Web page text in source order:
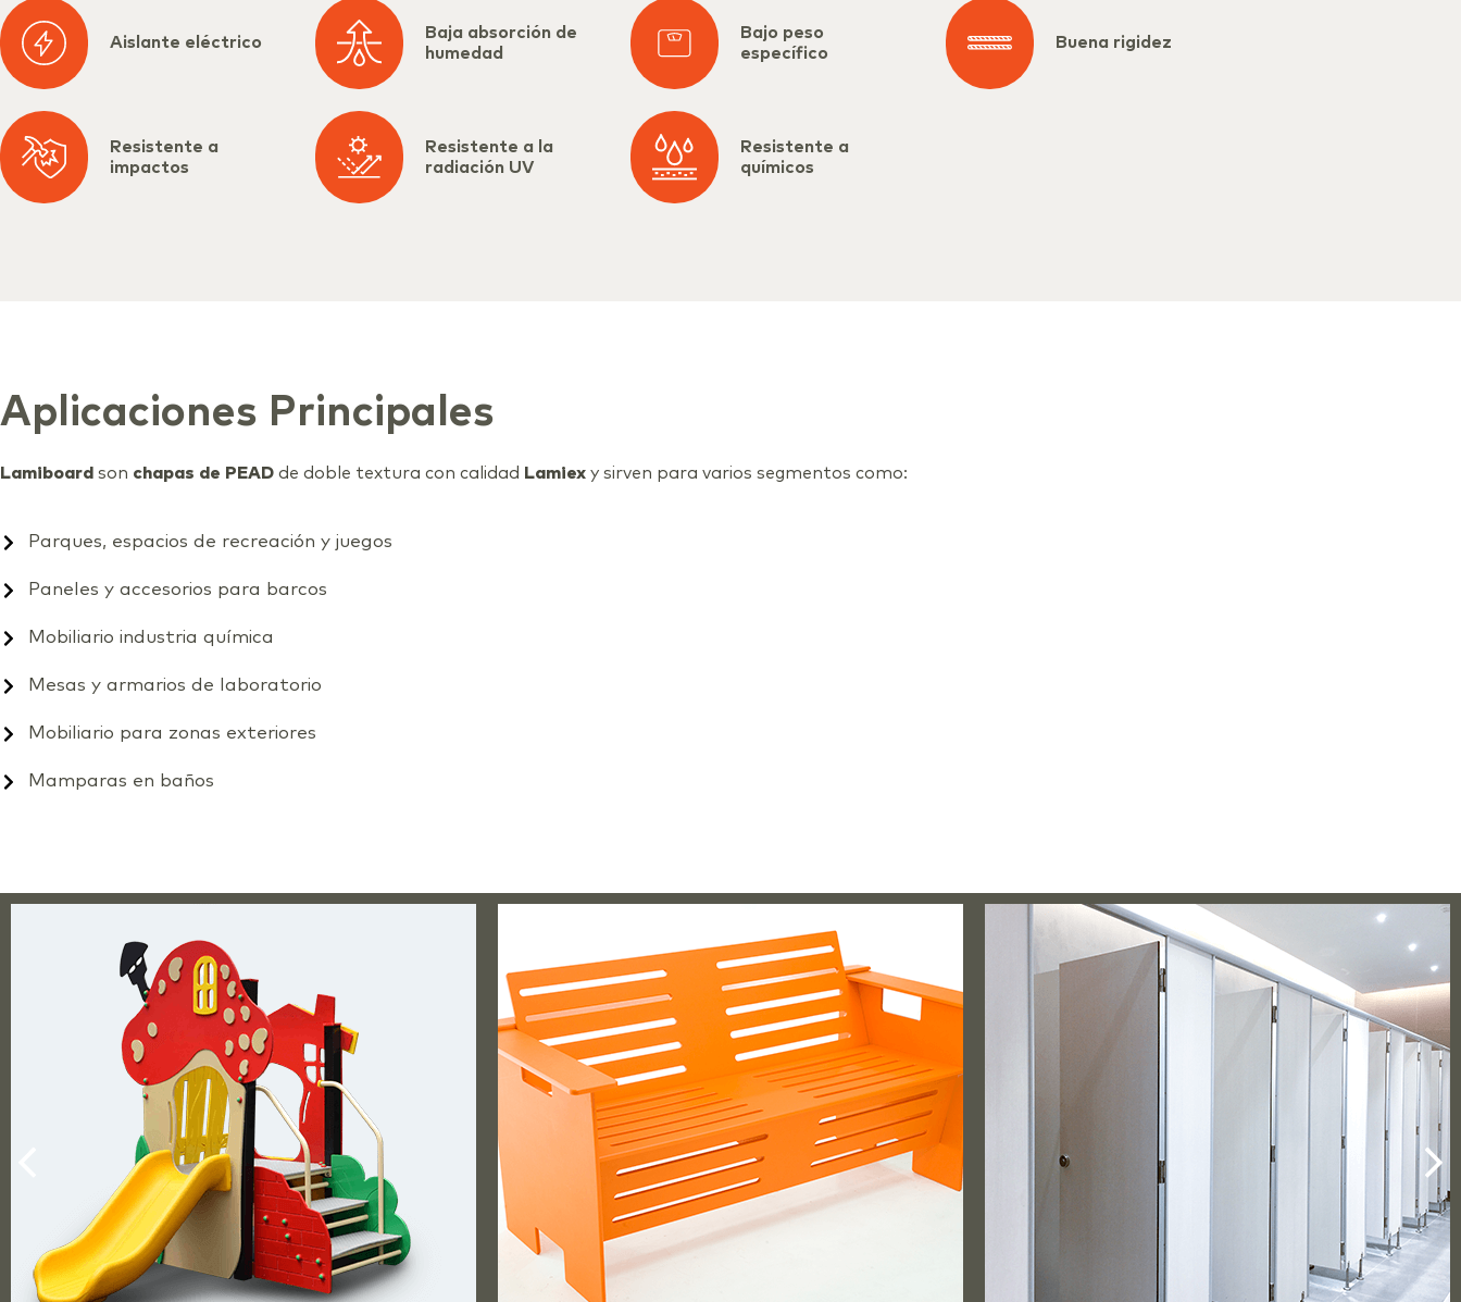
Aislante eléctrico
Baja absorción de
humedad
Bajo peso
específico
Buena rigidez
Resistente a
impactos
Resistente a la
radiación UV
Resistente a
químicos
Aplicaciones Principales
Lamiboard son chapas de PEAD de doble textura con calidad Lamiex y sirven para varios segmentos como:
Parques, espacios de recreación y juegos
Paneles y accesorios para barcos
Mobiliario industria química
Mesas y armarios de laboratorio
Mobiliario para zonas exteriores
Mamparas en baños